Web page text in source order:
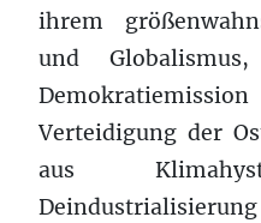
ihrem
und
Verteidigung der
aus